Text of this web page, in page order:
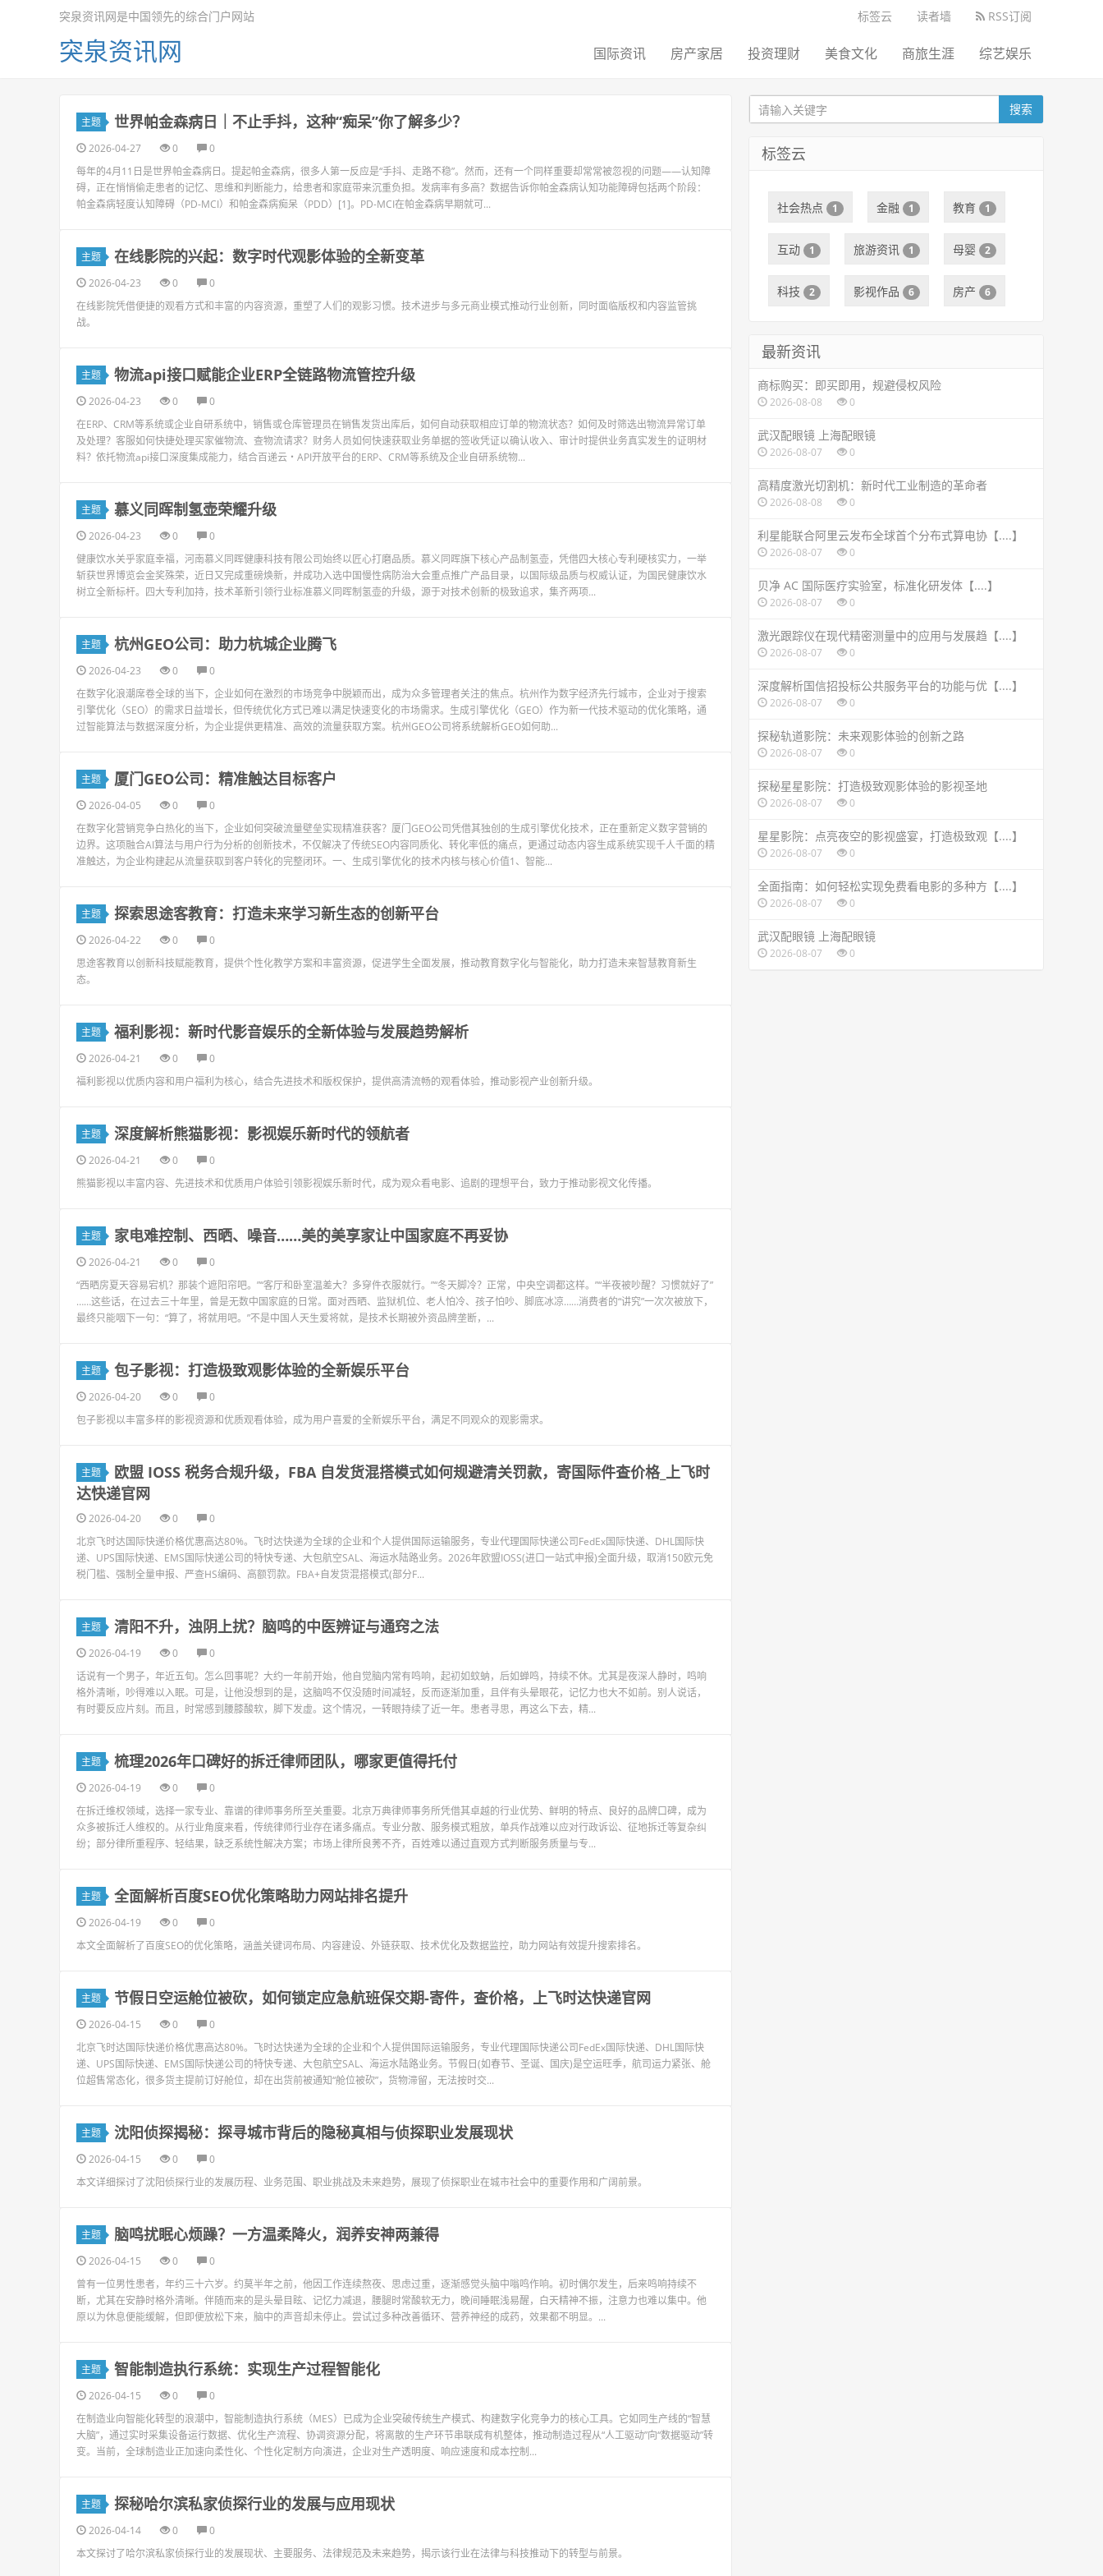
标签云 读者墙 RSS订阅
突泉资讯网是中国领先的综合门户网站
突泉资讯网 国际资讯 房产家居 投资理财 美食文化 商旅生涯 综艺娱乐
主题 世界帕金森病日｜不止手抖，这种“痴呆”你了解多少？
2026-04-27 0
0
每年的4月11日是世界帕金森病日。提起帕金森病，很多人第一反应是“手抖、走路不稳”。然而，还有一个同样重要却常常被忽视的问题——认知障
碍，正在悄悄偷走患者的记忆、思维和判断能力，给患者和家庭带来沉重负担。发病率有多高？数据告诉你帕金森病认知功能障碍包括两个阶段：
帕金森病轻度认知障碍（PD-MCI）和帕金森病痴呆（PDD）[1]。PD-MCI在帕金森病早期就可...
主题 在线影院的兴起：数字时代观影体验的全新变革
2026-04-23 0
0
在线影院凭借便捷的观看方式和丰富的内容资源，重塑了人们的观影习惯。技术进步与多元商业模式推动行业创新，同时面临版权和内容监管挑
战。
主题 物流api接口赋能企业ERP全链路物流管控升级
2026-04-23 0
0
在ERP、CRM等系统或企业自研系统中，销售或仓库管理员在销售发货出库后，如何自动获取相应订单的物流状态？如何及时筛选出物流异常订单
及处理？客服如何快捷处理买家催物流、查物流请求？财务人员如何快速获取业务单据的签收凭证以确认收入、审计时提供业务真实发生的证明材
料？依托物流api接口深度集成能力，结合百递云・API开放平台的ERP、CRM等系统及企业自研系统物...
主题 慕义同晖制氢壶荣耀升级
2026-04-23 0
0
健康饮水关乎家庭幸福，河南慕义同晖健康科技有限公司始终以匠心打磨品质。慕义同晖旗下核心产品制氢壶，凭借四大核心专利硬核实力，一举
斩获世界博览会金奖殊荣，近日又完成重磅焕新，并成功入选中国慢性病防治大会重点推广产品目录，以国际级品质与权威认证，为国民健康饮水
树立全新标杆。四大专利加持，技术革新引领行业标准慕义同晖制氢壶的升级，源于对技术创新的极致追求，集齐两项...
主题 杭州GEO公司：助力杭城企业腾飞
2026-04-23 0
0
在数字化浪潮席卷全球的当下，企业如何在激烈的市场竞争中脱颖而出，成为众多管理者关注的焦点。杭州作为数字经济先行城市，企业对于搜索
引擎优化（SEO）的需求日益增长，但传统优化方式已难以满足快速变化的市场需求。生成引擎优化（GEO）作为新一代技术驱动的优化策略，通
过智能算法与数据深度分析，为企业提供更精准、高效的流量获取方案。杭州GEO公司将系统解析GEO如何助...
主题 厦门GEO公司：精准触达目标客户
2026-04-05 0
0
在数字化营销竞争白热化的当下，企业如何突破流量壁垒实现精准获客？厦门GEO公司凭借其独创的生成引擎优化技术，正在重新定义数字营销的
边界。这项融合AI算法与用户行为分析的创新技术，不仅解决了传统SEO内容同质化、转化率低的痛点，更通过动态内容生成系统实现千人千面的精
准触达，为企业构建起从流量获取到客户转化的完整闭环。一、生成引擎优化的技术内核与核心价值1、智能...
主题 探索思途客教育：打造未来学习新生态的创新平台
2026-04-22 0
0
思途客教育以创新科技赋能教育，提供个性化教学方案和丰富资源，促进学生全面发展，推动教育数字化与智能化，助力打造未来智慧教育新生
态。
主题 福利影视：新时代影音娱乐的全新体验与发展趋势解析
2026-04-21 0
0
福利影视以优质内容和用户福利为核心，结合先进技术和版权保护，提供高清流畅的观看体验，推动影视产业创新升级。
主题 深度解析熊猫影视：影视娱乐新时代的领航者
2026-04-21 0
0
熊猫影视以丰富内容、先进技术和优质用户体验引领影视娱乐新时代，成为观众看电影、追剧的理想平台，致力于推动影视文化传播。
主题 家电难控制、西晒、噪音……美的美享家让中国家庭不再妥协
2026-04-21 0
0
“西晒房夏天容易宕机？那装个遮阳帘吧。”“客厅和卧室温差大？多穿件衣服就行。”“冬天脚冷？正常，中央空调都这样。”“半夜被吵醒？习惯就好了”
……这些话，在过去三十年里，曾是无数中国家庭的日常。面对西晒、监狱机位、老人怕冷、孩子怕吵、脚底冰凉……消费者的“讲究”一次次被放下，
最终只能咽下一句：“算了，将就用吧。”不是中国人天生爱将就，是技术长期被外资品牌垄断，...
主题 包子影视：打造极致观影体验的全新娱乐平台
2026-04-20 0
0
包子影视以丰富多样的影视资源和优质观看体验，成为用户喜爱的全新娱乐平台，满足不同观众的观影需求。
主题
欧盟 IOSS 税务合规升级，FBA 自发货混搭模式如何规避清关罚款，寄国际件查价格_上飞时
达快递官网
2026-04-20 0
0
北京飞时达国际快递价格优惠高达80%。飞时达快递为全球的企业和个人提供国际运输服务，专业代理国际快递公司FedEx国际快递、DHL国际快
递、UPS国际快递、EMS国际快递公司的特快专递、大包航空SAL、海运水陆路业务。2026年欧盟IOSS(进口一站式申报)全面升级，取消150欧元免
税门槛、强制全量申报、严查HS编码、高额罚款。FBA+自发货混搭模式(部分F...
主题 清阳不升，浊阴上扰？脑鸣的中医辨证与通窍之法
2026-04-19 0
0
话说有一个男子，年近五旬。怎么回事呢？大约一年前开始，他自觉脑内常有鸣响，起初如蚊蚋，后如蝉鸣，持续不休。尤其是夜深人静时，鸣响
格外清晰，吵得难以入眠。可是，让他没想到的是，这脑鸣不仅没随时间减轻，反而逐渐加重，且伴有头晕眼花，记忆力也大不如前。别人说话，
有时要反应片刻。而且，时常感到腰膝酸软，脚下发虚。这个情况，一转眼持续了近一年。患者寻思，再这么下去，精...
主题 梳理2026年口碑好的拆迁律师团队，哪家更值得托付
2026-04-19 0
0
在拆迁维权领域，选择一家专业、靠谱的律师事务所至关重要。北京万典律师事务所凭借其卓越的行业优势、鲜明的特点、良好的品牌口碑，成为
众多被拆迁人维权的。从行业角度来看，传统律师行业存在诸多痛点。专业分散、服务模式粗放，单兵作战难以应对行政诉讼、征地拆迁等复杂纠
纷；部分律所重程序、轻结果，缺乏系统性解决方案；市场上律所良莠不齐，百姓难以通过直观方式判断服务质量与专...
主题 全面解析百度SEO优化策略助力网站排名提升
2026-04-19 0
0
本文全面解析了百度SEO的优化策略，涵盖关键词布局、内容建设、外链获取、技术优化及数据监控，助力网站有效提升搜索排名。
主题 节假日空运舱位被砍，如何锁定应急航班保交期-寄件，查价格，上飞时达快递官网
2026-04-15 0
0
北京飞时达国际快递价格优惠高达80%。飞时达快递为全球的企业和个人提供国际运输服务，专业代理国际快递公司FedEx国际快递、DHL国际快
递、UPS国际快递、EMS国际快递公司的特快专递、大包航空SAL、海运水陆路业务。节假日(如春节、圣诞、国庆)是空运旺季，航司运力紧张、舱
位超售常态化，很多货主提前订好舱位，却在出货前被通知“舱位被砍”，货物滞留，无法按时交...
主题 沈阳侦探揭秘：探寻城市背后的隐秘真相与侦探职业发展现状
2026-04-15 0
0
本文详细探讨了沈阳侦探行业的发展历程、业务范围、职业挑战及未来趋势，展现了侦探职业在城市社会中的重要作用和广阔前景。
主题 脑鸣扰眠心烦躁？一方温柔降火，润养安神两兼得
2026-04-15 0
0
曾有一位男性患者，年约三十六岁。约莫半年之前，他因工作连续熬夜、思虑过重，逐渐感觉头脑中嗡鸣作响。初时偶尔发生，后来鸣响持续不
断，尤其在安静时格外清晰。伴随而来的是头晕目眩、记忆力减退，腰腿时常酸软无力，晚间睡眠浅易醒，白天精神不振，注意力也难以集中。他
原以为休息便能缓解，但即便放松下来，脑中的声音却未停止。尝试过多种改善循环、营养神经的成药，效果都不明显。...
主题 智能制造执行系统：实现生产过程智能化
2026-04-15 0
0
在制造业向智能化转型的浪潮中，智能制造执行系统（MES）已成为企业突破传统生产模式、构建数字化竞争力的核心工具。它如同生产线的“智慧
大脑”，通过实时采集设备运行数据、优化生产流程、协调资源分配，将离散的生产环节串联成有机整体，推动制造过程从“人工驱动”向“数据驱动”转
变。当前，全球制造业正加速向柔性化、个性化定制方向演进，企业对生产透明度、响应速度和成本控制...
主题 探秘哈尔滨私家侦探行业的发展与应用现状
2026-04-14 0
0
本文探讨了哈尔滨私家侦探行业的发展现状、主要服务、法律规范及未来趋势，揭示该行业在法律与科技推动下的转型与前景。
搜索
标签云
社会热点 1 金融 1 教育 1
互动 1 旅游资讯 1 母婴 2
科技 2 影视作品 6 房产 6
最新资讯
商标购买：即买即用，规避侵权风险
2026-08-08 0
武汉配眼镜 上海配眼镜
2026-08-07 0
高精度激光切割机：新时代工业制造的革命者
2026-08-08 0
利星能联合阿里云发布全球首个分布式算电协【....】
2026-08-07 0
贝净 AC 国际医疗实验室，标准化研发体【....】
2026-08-07 0
激光跟踪仪在现代精密测量中的应用与发展趋【....】
2026-08-07 0
深度解析国信招投标公共服务平台的功能与优【....】
2026-08-07 0
探秘轨道影院：未来观影体验的创新之路
2026-08-07 0
探秘星星影院：打造极致观影体验的影视圣地
2026-08-07 0
星星影院：点亮夜空的影视盛宴，打造极致观【....】
2026-08-07 0
全面指南：如何轻松实现免费看电影的多种方【....】
2026-08-07 0
武汉配眼镜 上海配眼镜
2026-08-07 0